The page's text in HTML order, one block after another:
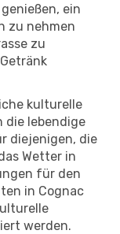
ein
zu nehmen
zu
kulturelle
die lebendige
diejenigen, die
Wetter in
für den
in Cognac
werden.